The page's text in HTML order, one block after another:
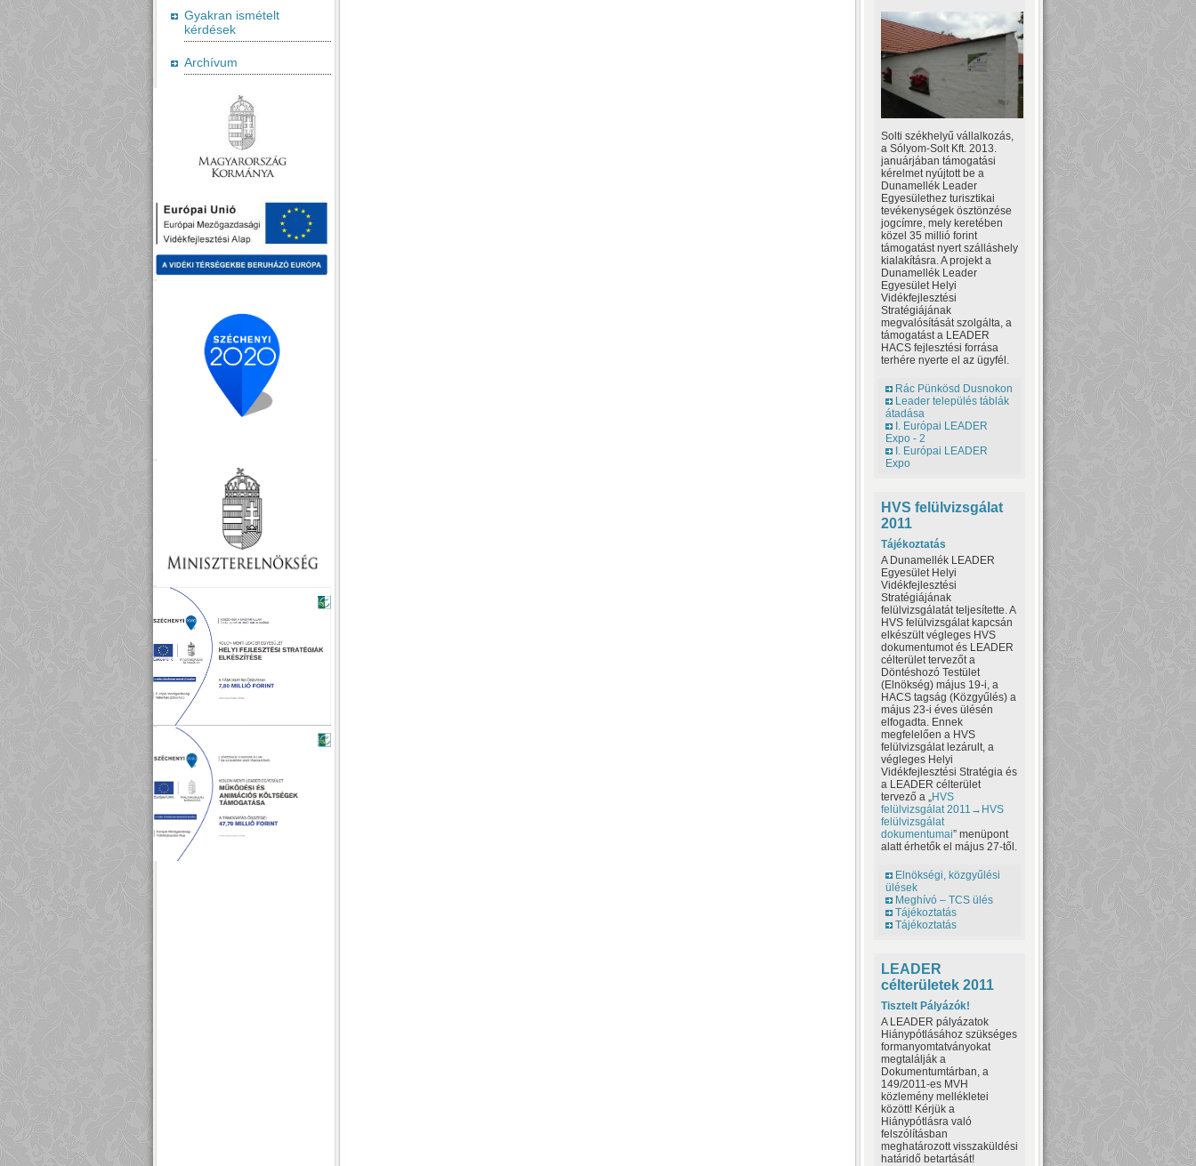
Gyakran ismételt
kérdések
Archívum
Solti székhelyű vállalkozás,
a Sólyom-Solt Kft. 2013.
januárjában támogatási
kérelmet nyújtott be a
Dunamellék Leader
Egyesülethez turisztikai
tevékenységek ösztönzése
jogcímre, mely keretében
közel 35 millió forint
támogatást nyert szálláshely
kialakításra. A projekt a
Dunamellék Leader
Egyesület Helyi
Vidékfejlesztési
Stratégiájának
megvalósítását szolgálta, a
támogatást a LEADER
HACS fejlesztési forrása
terhére nyerte el az ügyfél.
Rác Pünkösd Dusnokon
Leader település táblák
átadása
I. Európai LEADER
Expo - 2
I. Európai LEADER
Expo
HVS felülvizsgálat
2011
Tájékoztatás
A Dunamellék LEADER
Egyesület Helyi
Vidékfejlesztési
Stratégiájának
felülvizsgálatát teljesítette. A
HVS felülvizsgálat kapcsán
elkészült végleges HVS
dokumentumot és LEADER
célterület tervezőt a
Döntéshozó Testület
(Elnökség) május 19-i, a
HACS tagság (Közgyűlés) a
május 23-i éves ülésén
elfogadta. Ennek
megfelelően a HVS
felülvizsgálat lezárult, a
végleges Helyi
Vidékfejlesztési Stratégia és
a LEADER célterület
tervező a „HVS
felülvizsgálat 2011→HVS
felülvizsgálat
dokumentumai” menüpont
alatt érhetők el május 27-től.
Elnökségi, közgyűlési
ülések
Meghívó – TCS ülés
Tájékoztatás
Tájékoztatás
LEADER
célterületek 2011
Tisztelt Pályázók!
A LEADER pályázatok
Hiánypótlásához szükséges
formanyomtatványokat
megtalálják a
Dokumentumtárban, a
149/2011-es MVH
közlemény mellékletei
között! Kérjük a
Hiánypótlásra való
felszólításban
meghatározott visszaküldési
határidő betartását!